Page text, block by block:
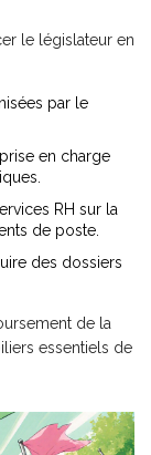
le législateur en
par le
en charge
RH sur la
de poste.
des dossiers
de la
essentiels de